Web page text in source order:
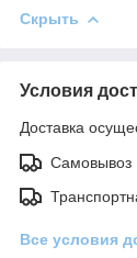
Скрыть
Условия
Доставка
Самовывоз
Все условия